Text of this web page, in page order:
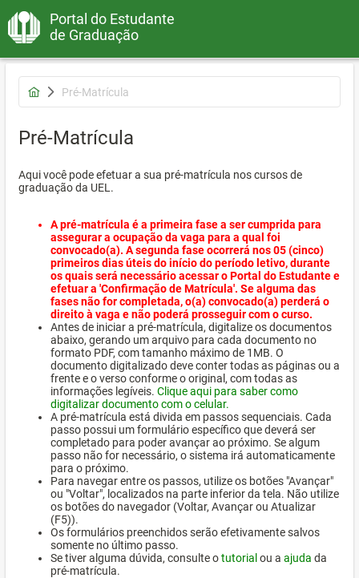
Portal do Estudante
de Graduação
Pré-Matrícula
Pré-Matrícula
Aqui você pode efetuar a sua pré-matrícula nos cursos de
graduação da UEL.
A pré-matrícula é a primeira fase a ser cumprida para
assegurar a ocupação da vaga para a qual foi
convocado(a). A segunda fase ocorrerá nos 05 (cinco)
primeiros dias úteis do início do período letivo, durante
os quais será necessário acessar o Portal do Estudante e
efetuar a 'Confirmação de Matrícula'. Se alguma das
fases não for completada, o(a) convocado(a) perderá o
direito à vaga e não poderá prosseguir com o curso.
Antes de iniciar a pré-matrícula, digitalize os documentos
abaixo, gerando um arquivo para cada documento no
formato PDF, com tamanho máximo de 1MB. O
documento digitalizado deve conter todas as páginas ou a
frente e o verso conforme o original, com todas as
informações legíveis. Clique aqui para saber como
digitalizar documento com o celular.
A pré-matrícula está divida em passos sequenciais. Cada
passo possui um formulário específico que deverá ser
completado para poder avançar ao próximo. Se algum
passo não for necessário, o sistema irá automaticamente
para o próximo.
Para navegar entre os passos, utilize os botões "Avançar"
ou "Voltar", localizados na parte inferior da tela. Não utilize
os botões do navegador (Voltar, Avançar ou Atualizar
(F5)).
Os formulários preenchidos serão efetivamente salvos
somente no último passo.
Se tiver alguma dúvida, consulte otutorial ou a ajuda da
pré-matrícula.